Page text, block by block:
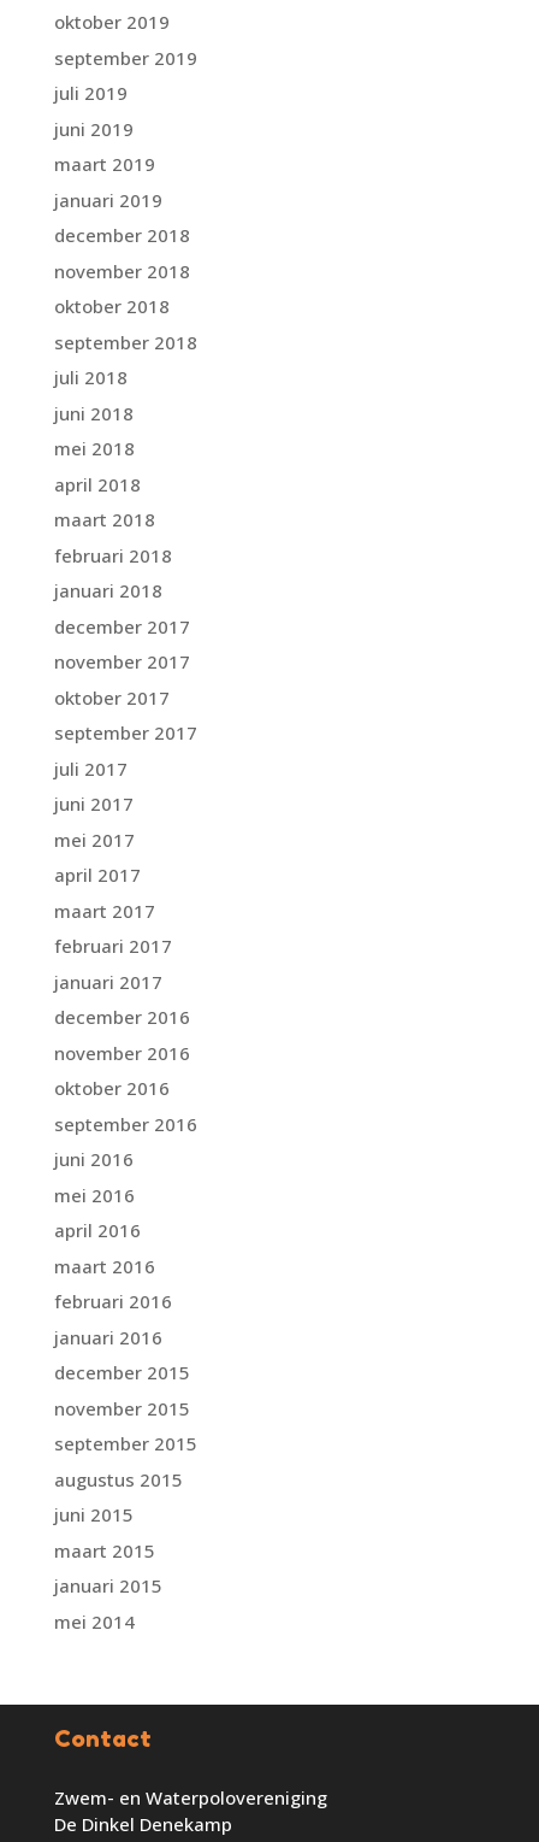
oktober 2019
september 2019
juli 2019
juni 2019
maart 2019
januari 2019
december 2018
november 2018
oktober 2018
september 2018
juli 2018
juni 2018
mei 2018
april 2018
maart 2018
februari 2018
januari 2018
december 2017
november 2017
oktober 2017
september 2017
juli 2017
juni 2017
mei 2017
april 2017
maart 2017
februari 2017
januari 2017
december 2016
november 2016
oktober 2016
september 2016
juni 2016
mei 2016
april 2016
maart 2016
februari 2016
januari 2016
december 2015
november 2015
september 2015
augustus 2015
juni 2015
maart 2015
januari 2015
mei 2014
Contact
Zwem- en Waterpolovereniging
De Dinkel Denekamp